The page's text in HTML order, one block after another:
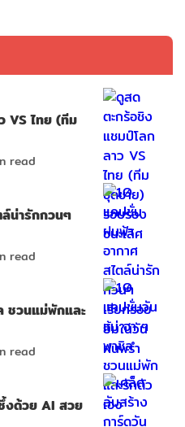
VS ไทย (ทีม
read
น่ารักกวนๆ
read
read
งด้วย AI สวย